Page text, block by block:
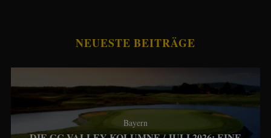
NEUESTE BEITRÄGE
Bayern